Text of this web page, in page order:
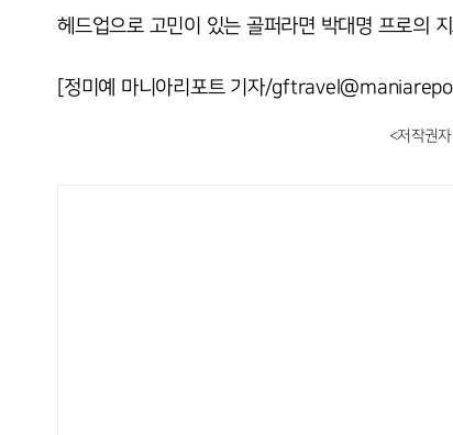
헤드업으로 고민이 있는 골퍼라면 박대명 프로의
[정미예 마니아리포트 기자/
<저작권